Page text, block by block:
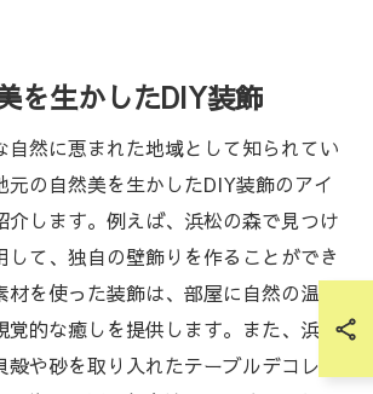
を生かしたDIY装飾
自然に恵まれた地域として知られてい
元の自然美を生かしたDIY装飾のアイ
介します。例えば、浜松の森で見つけ
して、独自の壁飾りを作ることができ
を使った装飾は、部屋に自然の温か
覚的な癒しを提供します。また、浜松
や砂を取り入れたテーブルデコレー